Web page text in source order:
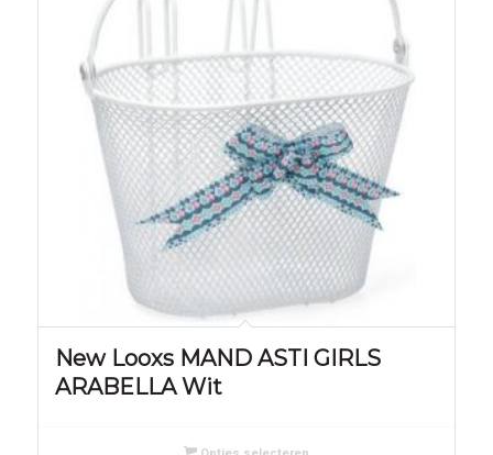
New Looxs MAND ASTI GIRLS
ARABELLA Wit